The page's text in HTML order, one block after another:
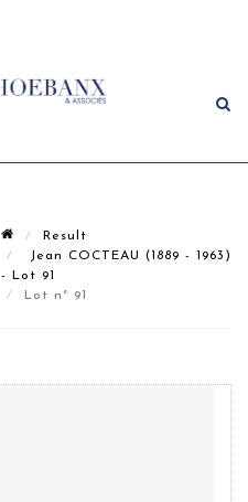
Result
Jean COCTEAU (1889 - 1963)
- Lot 91
Lot n° 91